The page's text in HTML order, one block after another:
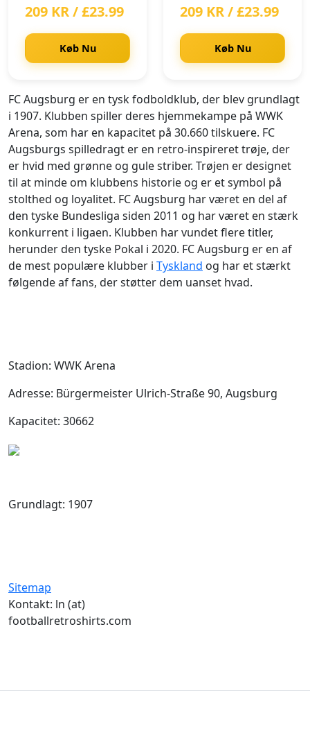
209 KR / £23.99
Køb Nu
209 KR / £23.99
Køb Nu
FC Augsburg er en tysk fodboldklub, der blev grundlagt
i 1907. Klubben spiller deres hjemmekampe på WWK
Arena, som har en kapacitet på 30.660 tilskuere. FC
Augsburgs spilledragt er en retro-inspireret trøje, der
er hvid med grønne og gule striber. Trøjen er designet
til at minde om klubbens historie og er et symbol på
stolthed og loyalitet. FC Augsburg har været en del af
den tyske Bundesliga siden 2011 og har været en stærk
konkurrent i ligaen. Klubben har vundet flere titler,
herunder den tyske Pokal i 2020. FC Augsburg er en af
de mest populære klubber i Tyskland og har et stærkt
følgende af fans, der støtter dem uanset hvad.
Stadion: WWK Arena
Adresse: Bürgermeister Ulrich-Straße 90, Augsburg
Kapacitet: 30662
Grundlagt: 1907
Sitemap
Kontakt: ln (at)
footballretroshirts.com